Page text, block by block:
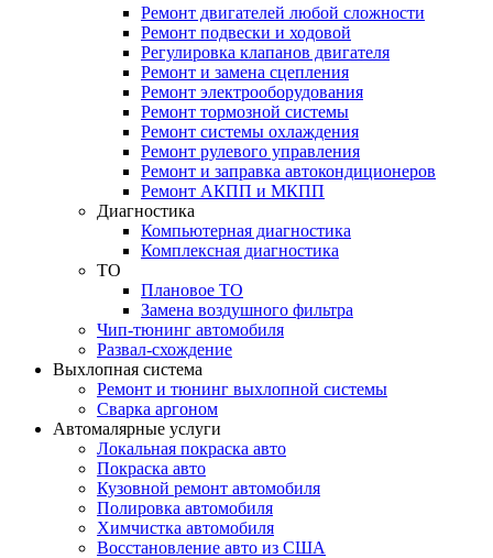
Ремонт двигателей любой сложности
Ремонт подвески и ходовой
Регулировка клапанов двигателя
Ремонт и замена сцепления
Ремонт электрооборудования
Ремонт тормозной системы
Ремонт системы охлаждения
Ремонт рулевого управления
Ремонт и заправка автокондиционеров
Ремонт АКПП и МКПП
Диагностика
Компьютерная диагностика
Комплексная диагностика
ТО
Плановое ТО
Замена воздушного фильтра
Чип-тюнинг автомобиля
Развал-схождение
Выхлопная система
Ремонт и тюнинг выхлопной системы
Сварка аргоном
Автомалярные услуги
Локальная покраска авто
Покраска авто
Кузовной ремонт автомобиля
Полировка автомобиля
Химчистка автомобиля
Восстановление авто из США